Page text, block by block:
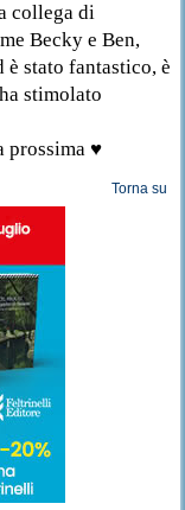
collega di
Becky e Ben,
è stato fantastico, è
stimolato
prossima ♥
Torna su